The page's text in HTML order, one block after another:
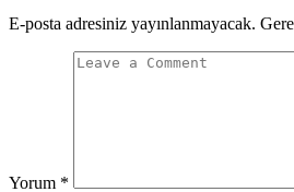
E-posta adresiniz yayınlanmayacak.
Yorum *